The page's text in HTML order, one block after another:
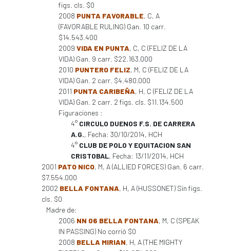
figs. cls. $0
2008 PUNTA FAVORABLE, C, A
(FAVORABLE RULING) Gan. 10 carr.
$14.543.400
2009 VIDA EN PUNTA, C, C (FELIZ DE LA
VIDA) Gan. 9 carr. $22.163.000
2010 PUNTERO FELIZ, M, C (FELIZ DE LA
VIDA) Gan. 2 carr. $4.480.000
2011 PUNTA CARIBEÑA, H, C (FELIZ DE LA
VIDA) Gan. 2 carr. 2 figs. cls. $11.134.500
Figuraciones :
4° CIRCULO DUENOS F.S. DE CARRERA
A.G., Fecha: 30/10/2014, HCH
4° CLUB DE POLO Y EQUITACION SAN
CRISTOBAL, Fecha: 13/11/2014, HCH
2001 PATO NICO, M, A (ALLIED FORCES) Gan. 6 carr.
$7.554.000
2002 BELLA FONTANA, H, A (HUSSONET) Sin figs.
cls. $0
Madre de:
2006 NN 06 BELLA FONTANA, M, C (SPEAK
IN PASSING) No corrió $0
2008 BELLA MIRIAN, H, A (THE MIGHTY